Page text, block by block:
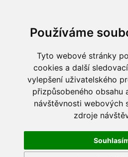
Používáme
Tyto webové stránky
cookies a další
vylepšení uživatelského
přizpůsobeného obsahu
návštěvnosti webových
zdroje